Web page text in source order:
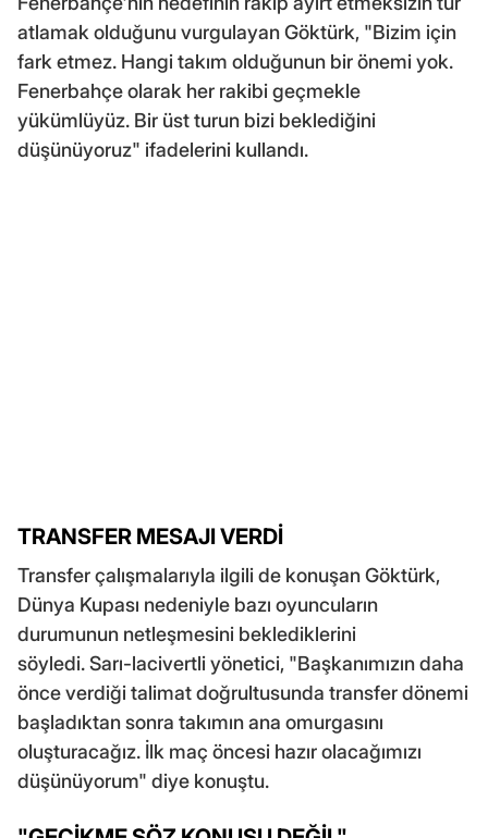
atlamak olduğunu vurgulayan Göktürk, "Bizim için
fark etmez. Hangi takım olduğunun bir önemi yok.
Fenerbahçe olarak her rakibi geçmekle
yükümlüyüz. Bir üst turun bizi beklediğini
düşünüyoruz" ifadelerini kullandı.
TRANSFER MESAJI VERDİ
Transfer çalışmalarıyla ilgili de konuşan Göktürk,
Dünya Kupası nedeniyle bazı oyuncuların
durumunun netleşmesini beklediklerini
söyledi. Sarı-lacivertli yönetici, "Başkanımızın daha
önce verdiği talimat doğrultusunda transfer dönemi
başladıktan sonra takımın ana omurgasını
oluşturacağız. İlk maç öncesi hazır olacağımızı
düşünüyorum" diye konuştu.